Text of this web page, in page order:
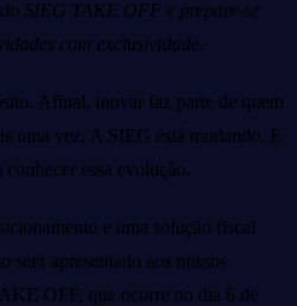
SIEG TAKE OFF e prepare-se
com exclusividade.
Afinal, inovar faz parte de quem
uma vez. A SIEG está mudando. E
essa evolução.
e uma solução fiscal
será apresentado aos nossos
OFF, que ocorre no dia 6 de